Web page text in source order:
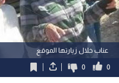
عناب خلال زيارتها الموقع
0
0